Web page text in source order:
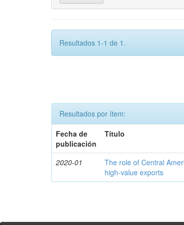
Resultados 1-1 de 1.
Resultados por ítem:
Fecha de
publicación
Título
2020-01
The role of Central
high-value exports